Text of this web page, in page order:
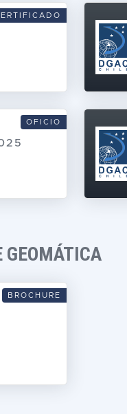
OFICIO
GEOMÁTICA
BROCHURE